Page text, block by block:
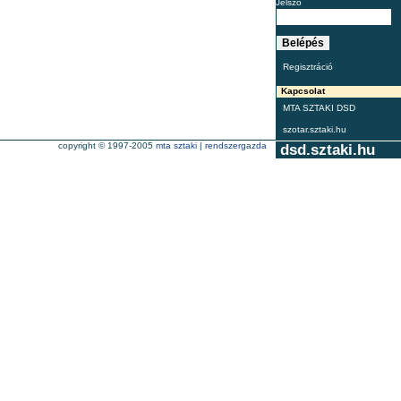
Jelszó
Regisztráció
Kapcsolat
MTA SZTAKI DSD
szotar.sztaki.hu
dsd.sztaki.hu
copyright © 1997-2005 mta sztaki | rendszergazda